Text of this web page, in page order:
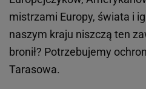
mistrzami Europy, świata i
naszym kraju niszczą ten
bronił? Potrzebujemy
Tarasowa.